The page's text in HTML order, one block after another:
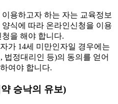
용하고자 하는 자는 교육정보
양식에 따라 온라인신청을 이용
을 해야 합니다.
가 14세 미만인자일 경우에는
법정대리인 등)의 동의를 얻어
여야 합니다.
승낙의 유보)